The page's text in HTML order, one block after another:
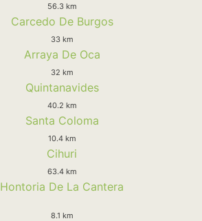
56.3 km
Carcedo De Burgos
33 km
Arraya De Oca
32 km
Quintanavides
40.2 km
Santa Coloma
10.4 km
Cihuri
63.4 km
Hontoria De La Cantera
8.1 km